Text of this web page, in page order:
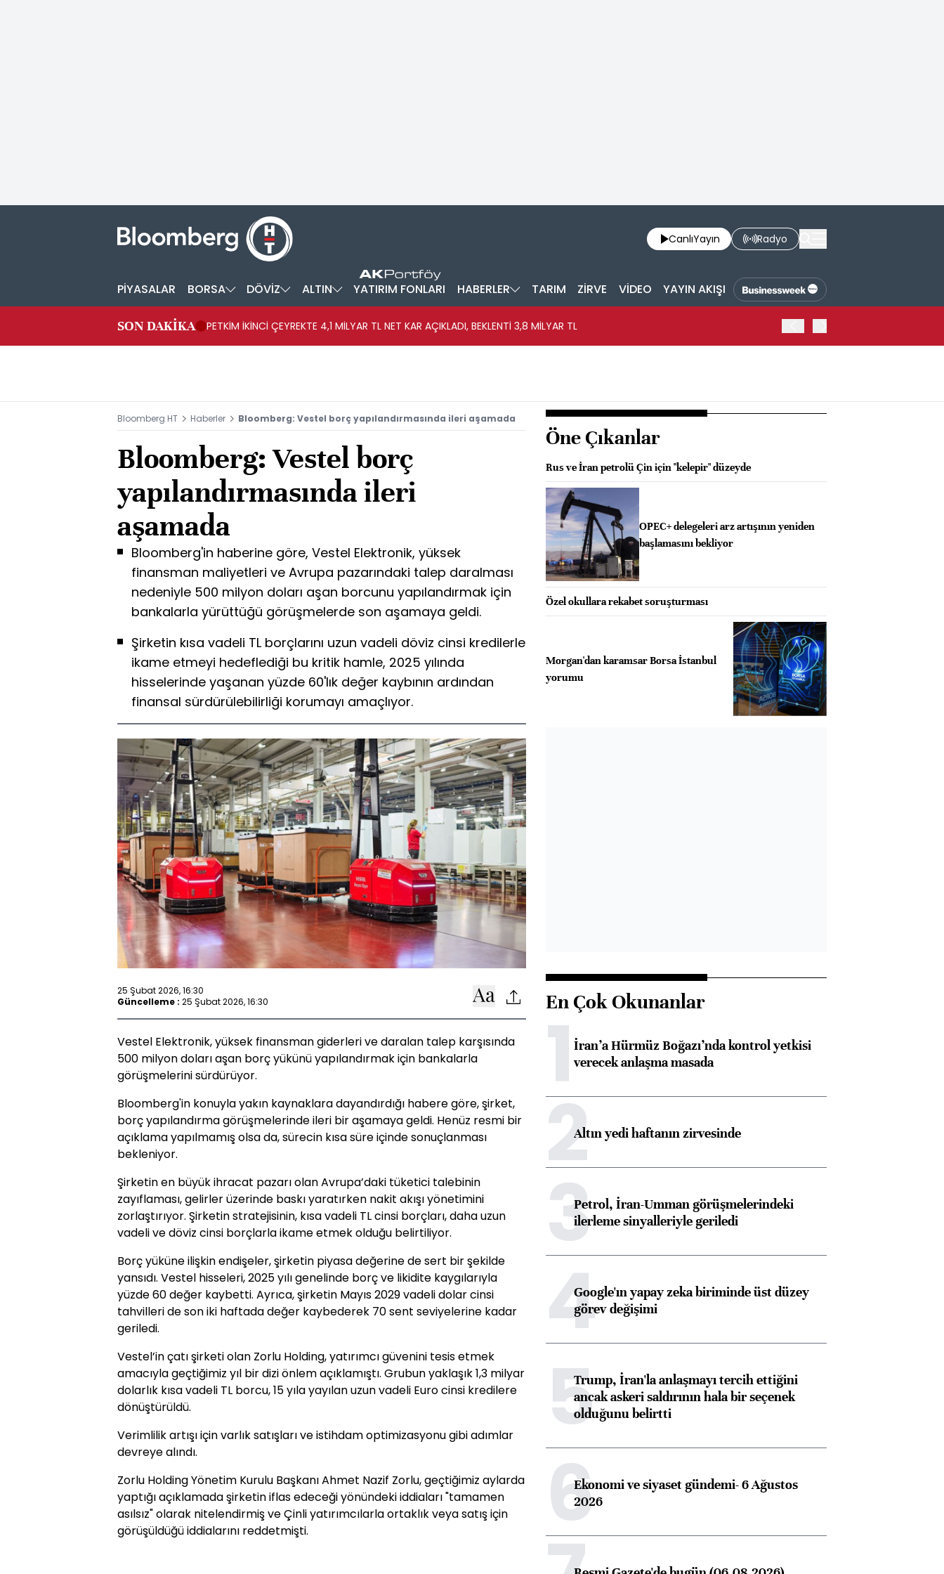
CanlıYayın Radyo
PİYASALAR BORSA DÖVİZ ALTIN YATIRIM FONLARI HABERLER TARIM ZİRVE VİDEO YAYIN AKIŞI
SON DAKİKA PETKİM İKİNCİ ÇEYREKTE 4,1 MİLYAR TL NET KAR AÇIKLADI, BEKLENTİ 3,8 MİLYAR TL
Bloomberg HT Haberler Bloomberg: Vestel borç yapılandırmasında ileri aşamada
Bloomberg: Vestel borç
yapılandırmasında ileri
aşamada
Bloomberg'in haberine göre, Vestel Elektronik, yüksek
finansman maliyetleri ve Avrupa pazarındaki talep daralması
nedeniyle 500 milyon doları aşan borcunu yapılandırmak için
bankalarla yürüttüğü görüşmelerde son aşamaya geldi.
Şirketin kısa vadeli TL borçlarını uzun vadeli döviz cinsi kredilerle
ikame etmeyi hedeflediği bu kritik hamle, 2025 yılında
hisselerinde yaşanan yüzde 60'lık değer kaybının ardından
finansal sürdürülebilirliği korumayı amaçlıyor.
25 Şubat 2026, 16:30
Güncelleme : 25 Şubat 2026, 16:30
Vestel Elektronik, yüksek finansman giderleri ve daralan talep karşısında
500 milyon doları aşan borç yükünü yapılandırmak için bankalarla
görüşmelerini sürdürüyor.
Bloomberg'in konuyla yakın kaynaklara dayandırdığı habere göre, şirket,
borç yapılandırma görüşmelerinde ileri bir aşamaya geldi. Henüz resmi bir
açıklama yapılmamış olsa da, sürecin kısa süre içinde sonuçlanması
bekleniyor.
Şirketin en büyük ihracat pazarı olan Avrupa’daki tüketici talebinin
zayıflaması, gelirler üzerinde baskı yaratırken nakit akışı yönetimini
zorlaştırıyor. Şirketin stratejisinin, kısa vadeli TL cinsi borçları, daha uzun
vadeli ve döviz cinsi borçlarla ikame etmek olduğu belirtiliyor.
Borç yüküne ilişkin endişeler, şirketin piyasa değerine de sert bir şekilde
yansıdı. Vestel hisseleri, 2025 yılı genelinde borç ve likidite kaygılarıyla
yüzde 60 değer kaybetti. Ayrıca, şirketin Mayıs 2029 vadeli dolar cinsi
tahvilleri de son iki haftada değer kaybederek 70 sent seviyelerine kadar
geriledi.
Vestel’in çatı şirketi olan Zorlu Holding, yatırımcı güvenini tesis etmek
amacıyla geçtiğimiz yıl bir dizi önlem açıklamıştı. Grubun yaklaşık 1,3 milyar
dolarlık kısa vadeli TL borcu, 15 yıla yayılan uzun vadeli Euro cinsi kredilere
dönüştürüldü.
Verimlilik artışı için varlık satışları ve istihdam optimizasyonu gibi adımlar
devreye alındı.
Zorlu Holding Yönetim Kurulu Başkanı Ahmet Nazif Zorlu, geçtiğimiz aylarda
yaptığı açıklamada şirketin iflas edeceği yönündeki iddiaları "tamamen
asılsız" olarak nitelendirmiş ve Çinli yatırımcılarla ortaklık veya satış için
görüşüldüğü iddialarını reddetmişti.
Öne Çıkanlar
Rus ve İran petrolü Çin için "kelepir" düzeyde
OPEC+ delegeleri arz artışının yeniden
başlamasını bekliyor
Özel okullara rekabet soruşturması
Morgan'dan karamsar Borsa İstanbul
yorumu
En Çok Okunanlar
1İran’a Hürmüz Boğazı’nda kontrol yetkisi
verecek anlaşma masada
2Altın yedi haftanın zirvesinde
3Petrol, İran-Umman görüşmelerindeki
ilerleme sinyalleriyle geriledi
4Google'ın yapay zeka biriminde üst düzey
görev değişimi
5Trump, İran'la anlaşmayı tercih ettiğini
ancak askeri saldırının hala bir seçenek
olduğunu belirtti
6Ekonomi ve siyaset gündemi- 6 Ağustos
2026